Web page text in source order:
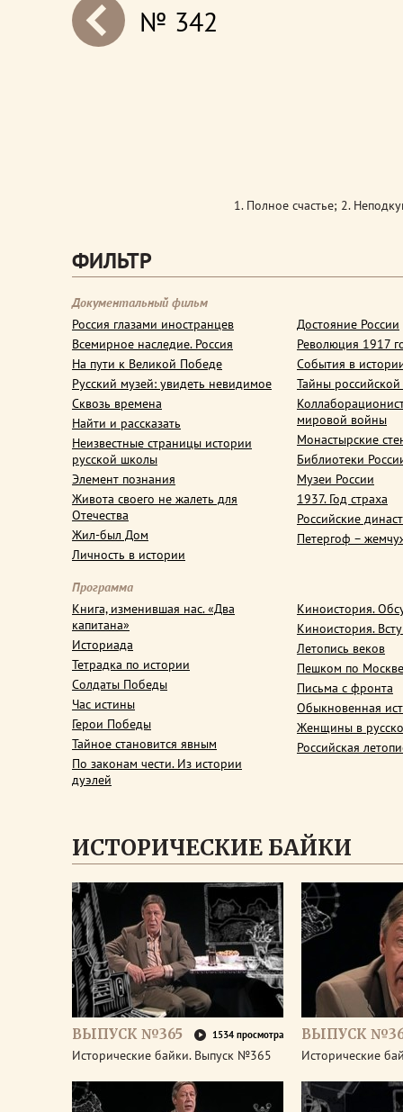
next№ 342
1. Полное счастье; 2.
ФИЛЬТР
Документальный фильм
Россия глазами иностранцев
Всемирное наследие. Россия
На пути к Великой Победе
Русский музей: увидеть невидимое
Сквозь времена
Найти и рассказать
Неизвестные страницы истории
русской школы
Элемент познания
Живота своего не жалеть для
Отечества
Жил-был Дом
Личность в истории
Достояние России
Революция 1917
События в
Тайны
мировой войны
Монастырские
Библиотеки
Музеи России
1937. Год страха
Российские
Петергоф –
Программа
Книга, изменившая нас. «Два
капитана»
Историада
Тетрадка по истории
Солдаты Победы
Час истины
Герои Победы
Тайное становится явным
По законам чести. Из истории
дуэлей
Киноистория.
Киноистория.
Летопись веков
Пешком по Москве
Письма с фронта
Обыкновенная
Женщины в
Российская
ИСТОРИЧЕСКИЕ БАЙКИ
ВЫПУСК №365 1534 просмотра
Исторические байки. Выпуск №365
ВЫПУСК
Исторические